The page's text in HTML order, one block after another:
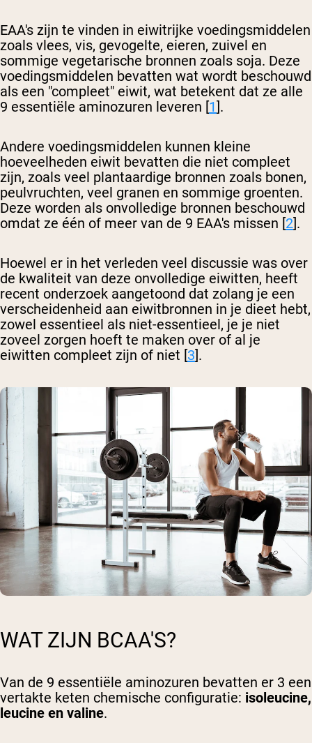
EAA's zijn te vinden in eiwitrijke voedingsmiddelen
zoals vlees, vis, gevogelte, eieren, zuivel en
sommige vegetarische bronnen zoals soja. Deze
voedingsmiddelen bevatten wat wordt beschouwd
als een "compleet" eiwit, wat betekent dat ze alle
9 essentiële aminozuren leveren [1].
Andere voedingsmiddelen kunnen kleine
hoeveelheden eiwit bevatten die niet compleet
zijn, zoals veel plantaardige bronnen zoals bonen,
peulvruchten, veel granen en sommige groenten.
Deze worden als onvolledige bronnen beschouwd
omdat ze één of meer van de 9 EAA's missen [2].
Hoewel er in het verleden veel discussie was over
de kwaliteit van deze onvolledige eiwitten, heeft
recent onderzoek aangetoond dat zolang je een
verscheidenheid aan eiwitbronnen in je dieet hebt,
zowel essentieel als niet-essentieel, je je niet
zoveel zorgen hoeft te maken over of al je
eiwitten compleet zijn of niet [3].
WAT ZIJN BCAA'S?
Van de 9 essentiële aminozuren bevatten er 3 een
vertakte keten chemische configuratie: isoleucine,
leucine en valine.